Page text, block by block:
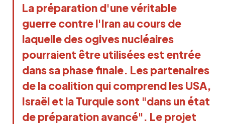
La préparation d'une véritable
guerre contre l'Iran au cours de
laquelle des ogives nucléaires
pourraient être utilisées est entrée
dans sa phase finale. Les partenaires
de la coalition qui comprend les USA,
Israël et la Turquie sont "dans un état
de préparation avancé". Le projet